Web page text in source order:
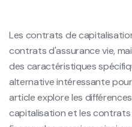
Les contrats de
contrats d'assurance vie,
des caractéristiques
alternative intéressante
article explore les
capitalisation et les contrats